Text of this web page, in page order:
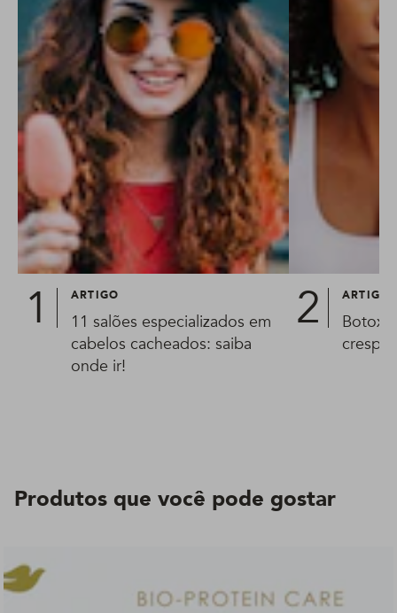
ARTIGO
11 salões especializados em
cabelos cacheados: saiba
onde ir!
ARTIGO
Botox
Produtos que você pode gostar